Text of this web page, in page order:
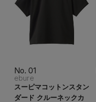
No. 01
ebure
スーピマコットンスタン
ダード クルーネックカ